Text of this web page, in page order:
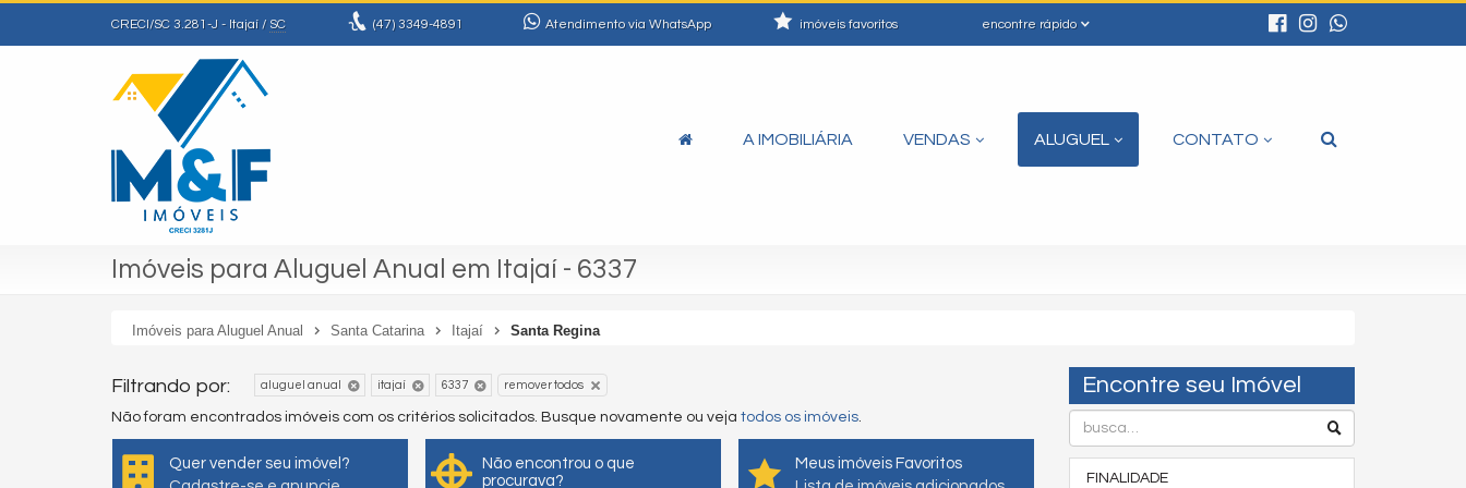
CRECI/SC 3.281-J - Itajaí / SC (47)3349-4891 Atendimento via WhatsApp encontre rápido
imóveis favoritos
A IMOBILIÁRIA VENDAS ALUGUEL CONTATO
Imóveis para Aluguel Anual em Itajaí - 6337
Imóveis para Aluguel Anual Santa Catarina Itajaí Santa Regina
Encontre seu Imóvel
FINALIDADE
Filtrando por: aluguel anual itajaí 6337 remover todos
Não foram encontrados imóveis com os critérios solicitados. Busque novamente ou veja todos os imóveis.
Quer vender seu imóvel?
Não encontrou o que
procurava?
Meus imóveis Favoritos